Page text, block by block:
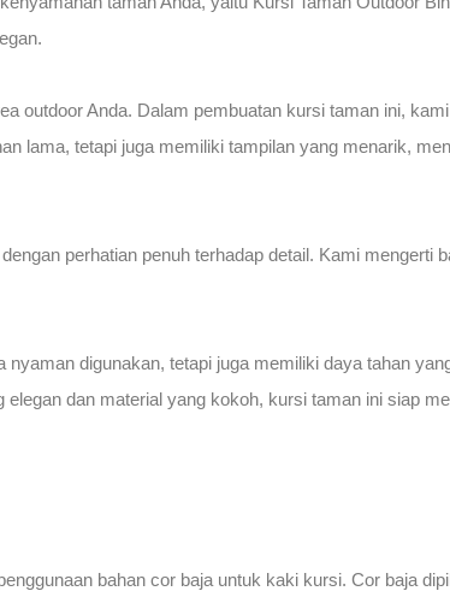
Anda. Dalam pembuatan kursi taman ini,
lama, tetapi juga memiliki tampilan yang menarik,
perhatian penuh terhadap detail. Kami mengerti
digunakan, tetapi juga memiliki daya tahan
dan material yang kokoh, kursi taman ini siap
bahan cor baja untuk kaki kursi. Cor baja